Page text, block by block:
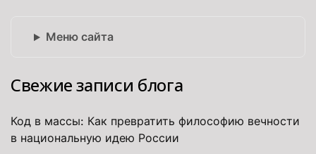
Меню сайта
Свежие записи блога
Код в массы: Как превратить философию вечности
в национальную идею России